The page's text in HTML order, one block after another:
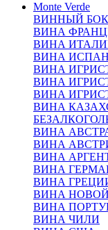
Monte Verde
ВИННЫЙ
ВИНА
ВИНА
ВИНА
ВИНА
ВИНА
ВИНА
ВИНА
ВИНА
ВИНА
ВИНА
ВИНА
ВИНА
ВИНА
ВИНА
ВИНА ЧИЛИ